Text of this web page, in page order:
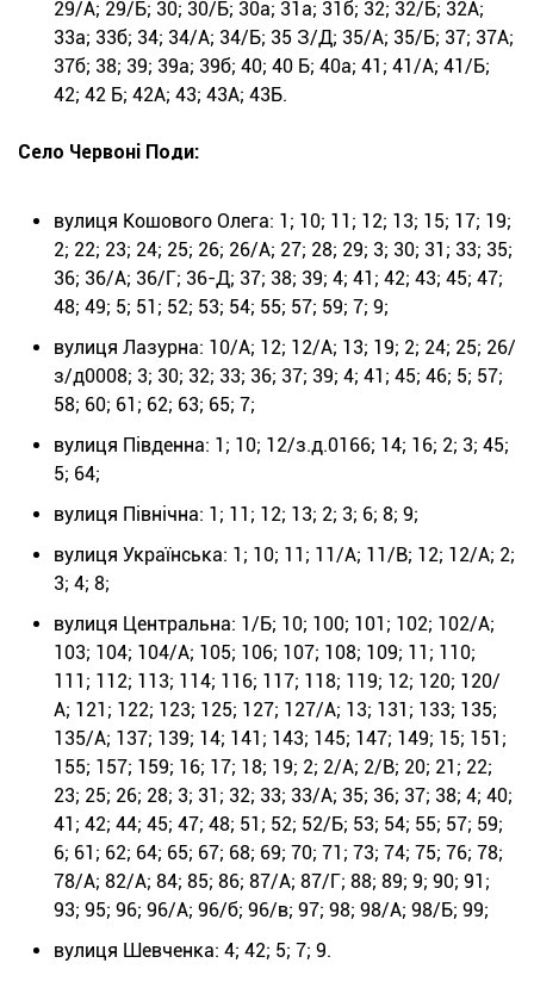
29/А; 29/Б; 30; 30/Б; 30а; 31а; 31б; 32; 32/Б; 32А;
33а; 33б; 34; 34/А; 34/Б; 35 З/Д; 35/А; 35/Б; 37; 37А;
37б; 38; 39; 39а; 39б; 40; 40 Б; 40а; 41; 41/А; 41/Б;
42; 42 Б; 42А; 43; 43А; 43Б.
Село Червоні Поди:
вулиця Кошового Олега: 1; 10; 11; 12; 13; 15; 17; 19;
2; 22; 23; 24; 25; 26; 26/А; 27; 28; 29; 3; 30; 31; 33; 35;
36; 36/А; 36/Г; 36-Д; 37; 38; 39; 4; 41; 42; 43; 45; 47;
48; 49; 5; 51; 52; 53; 54; 55; 57; 59; 7; 9;
вулиця Лазурна: 10/А; 12; 12/А; 13; 19; 2; 24; 25; 26/
з/д0008; 3; 30; 32; 33; 36; 37; 39; 4; 41; 45; 46; 5; 57;
58; 60; 61; 62; 63; 65; 7;
вулиця Південна: 1; 10; 12/з.д.0166; 14; 16; 2; 3; 45;
5; 64;
вулиця Північна: 1; 11; 12; 13; 2; 3; 6; 8; 9;
вулиця Українська: 1; 10; 11; 11/А; 11/В; 12; 12/А; 2;
3; 4; 8;
вулиця Центральна: 1/Б; 10; 100; 101; 102; 102/А;
103; 104; 104/А; 105; 106; 107; 108; 109; 11; 110;
111; 112; 113; 114; 116; 117; 118; 119; 12; 120; 120/
А; 121; 122; 123; 125; 127; 127/А; 13; 131; 133; 135;
135/А; 137; 139; 14; 141; 143; 145; 147; 149; 15; 151;
155; 157; 159; 16; 17; 18; 19; 2; 2/А; 2/В; 20; 21; 22;
23; 25; 26; 28; 3; 31; 32; 33; 33/А; 35; 36; 37; 38; 4; 40;
41; 42; 44; 45; 47; 48; 51; 52; 52/Б; 53; 54; 55; 57; 59;
6; 61; 62; 64; 65; 67; 68; 69; 70; 71; 73; 74; 75; 76; 78;
78/А; 82/А; 84; 85; 86; 87/А; 87/Г; 88; 89; 9; 90; 91;
93; 95; 96; 96/А; 96/б; 96/в; 97; 98; 98/А; 98/Б; 99;
вулиця Шевченка: 4; 42; 5; 7; 9.